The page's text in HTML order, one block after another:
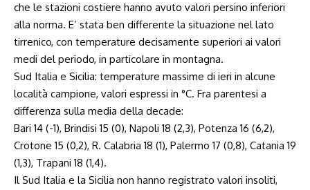
che le stazioni costiere hanno avuto valori persino inferiori
alla norma. E’ stata ben differente la situazione nel lato
tirrenico, con temperature decisamente superiori ai valori
medi del periodo, in particolare in montagna.
Sud Italia e Sicilia: temperature massime di ieri in alcune
località campione, valori espressi in °C. Fra parentesi a
differenza sulla media della decade:
Bari 14 (-1), Brindisi 15 (0), Napoli 18 (2,3), Potenza 16 (6,2),
Crotone 15 (0,2), R. Calabria 18 (1), Palermo 17 (0,8), Catania 19
(1,3), Trapani 18 (1,4).
Il Sud Italia e la Sicilia non hanno registrato valori insoliti,